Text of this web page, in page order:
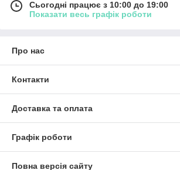
Сьогодні працює з 10:00 до 19:00
Показати весь графік роботи
Про нас
Контакти
Доставка та оплата
Графік роботи
Повна версія сайту